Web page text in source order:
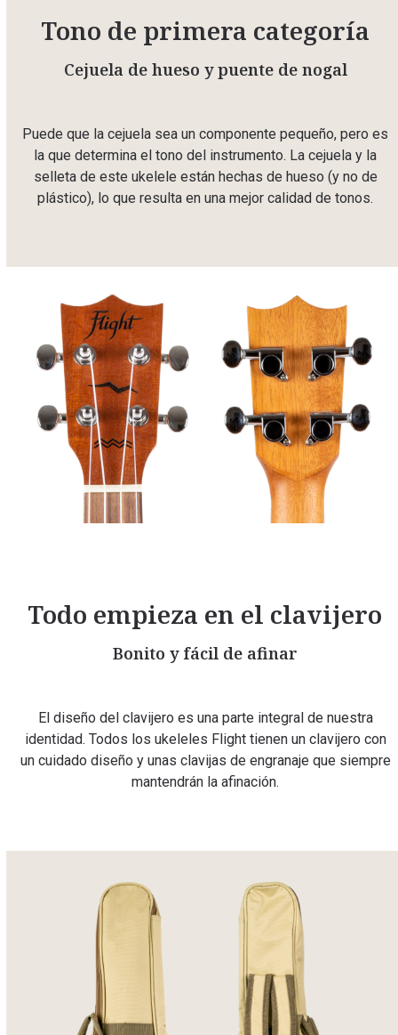
Tono de primera categoría
Cejuela de hueso y puente de nogal
Puede que la cejuela sea un componente pequeño, pero es
la que determina el tono del instrumento. La cejuela y la
selleta de este ukelele están hechas de hueso (y no de
plástico), lo que resulta en una mejor calidad de tonos.
Todo empieza en el clavijero
Bonito y fácil de afinar
El diseño del clavijero es una parte integral de nuestra
identidad. Todos los ukeleles Flight tienen un clavijero con
un cuidado diseño y unas clavijas de engranaje que siempre
mantendrán la afinación.